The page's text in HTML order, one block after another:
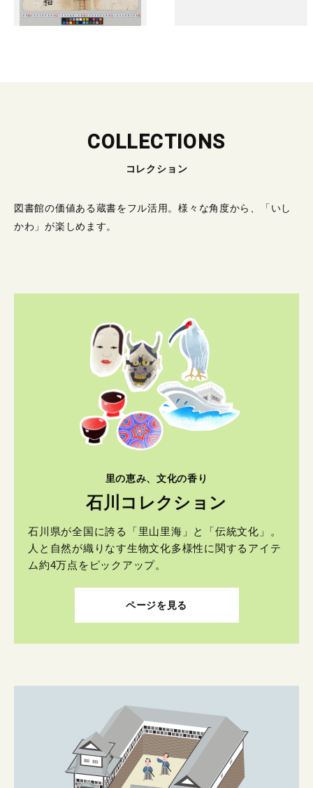
COLLECTIONS
コレクション
図書館の価値ある蔵書をフル活用。様々な角度から、「いし
かわ」が楽しめます。
里の恵み、文化の香り
石川コレクション
石川県が全国に誇る「里山里海」と「伝統文化」。
人と自然が織りなす生物文化多様性に関するアイテ
ム約4万点をピックアップ。
ページを見る